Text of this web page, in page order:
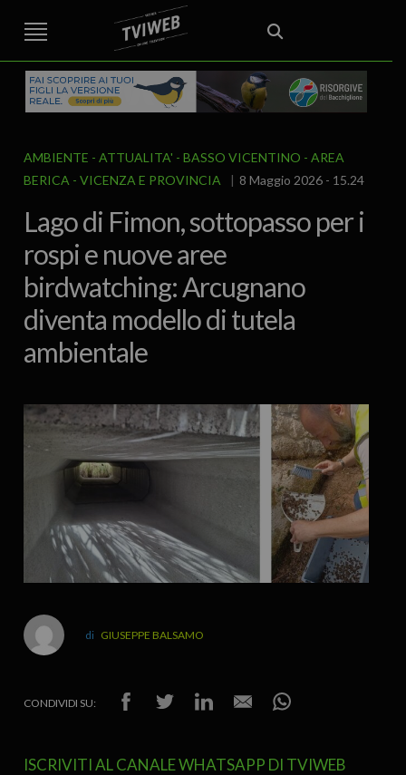
STREET TG CRONACA VENETO
VICENZA E PROVINCIA
AREA BERICA
ECONOMIA ATTUALITA’ POLITICA
EDITORIALE ITALIA E MONDO CURIOSITÀ – LIFESTYLE
CULTURA ARTE
SPORT
IL GRAFFIO FOOD & DRINK FUORIPORTA EROTICO VICENTINO
AMBIENTE ATTUALITA'
BASSO VICENTINO - AREA
BERICA
VICENZA E PROVINCIA 8 Maggio 2026 - 15.24
Lago di Fimon, sottopasso per i
rospi e nuove aree
birdwatching: Arcugnano
diventa modello di tutela
ambientale
GIUSEPPE BALSAMO
CONDIVIDI SU:
ISCRIVITI AL CANALE WHATSAPP DI TVIWEB